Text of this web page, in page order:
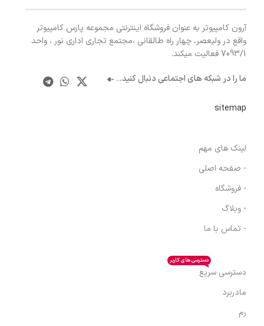
آرون کامپیوتر به عنوان فروشگاه اینترنتی مجموعه پارس کامپیوتر
واقع در ولیعصر، چهار راه طالقانی ،مجتمع تجاری اداری نور ، واحد
7093/1 فعالیت میکند.
ما را در شبکه های اجتماعی دنبال کنید...
sitemap
لینک های مهم
- صفحه اصلی
- فروشگاه
- وبلاگ
- تماس با ما
دسترسی سریع
دسترسی های کاربر
مادربرد
رم